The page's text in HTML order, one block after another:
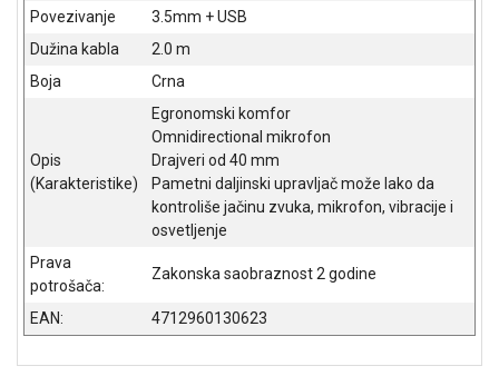
ADAPTERI
KANCELARIJSKI
MATERIJAL
KUĆU
BICIKLE
FITNES
ALAT I
Povezivanje
3.5mm + USB
Dužina kabla
2.0 m
Boja
Crna
Opis
(Karakteristike)
Egronomski komfor
Omnidirectional mikrofon
Drajveri od 40 mm
Pametni daljinski upravljač može lako da
kontroliše jačinu zvuka, mikrofon, vibracije i
osvetljenje
Prava
potrošača:
Zakonska saobraznost 2 godine
EAN: 4712960130623